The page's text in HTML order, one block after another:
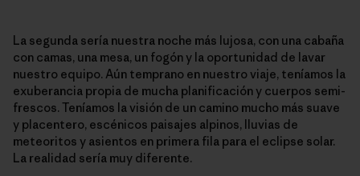
La segunda sería nuestra noche más lujosa, con una cabaña
con camas, una mesa, un fogón y la oportunidad de lavar
nuestro equipo. Aún temprano en nuestro viaje, teníamos la
exuberancia propia de mucha planificación y cuerpos semi-
frescos. Teníamos la visión de un camino mucho más suave
y placentero, escénicos paisajes alpinos, lluvias de
meteoritos y asientos en primera fila para el eclipse solar.
La realidad sería muy diferente.